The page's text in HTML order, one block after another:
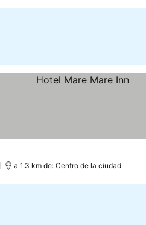
a 1.3 km de: Centro de la ciudad